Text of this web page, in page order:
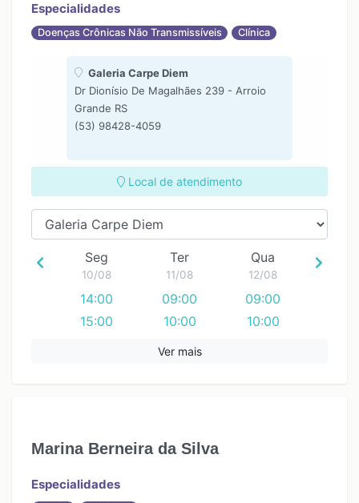
Especialidades
Doenças Crônicas Não Transmissíveis Clínica
Galeria Carpe Diem
Dr Dionísio De Magalhães 239 - Arroio
Grande RS
(53) 98428-4059
Local de atendimento
Seg
10/08
14:00
15:00
Ter
11/08
09:00
10:00
11:00
16:00
Qua
12/08
09:00
10:00
Ver mais
Marina Berneira da Silva
Especialidades